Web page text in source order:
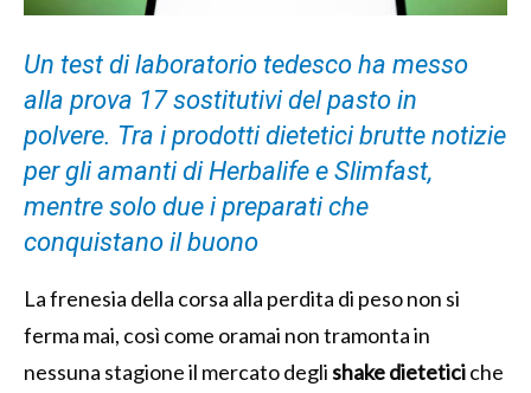
Un test di laboratorio tedesco ha messo
alla prova 17 sostitutivi del pasto in
polvere. Tra i prodotti dietetici brutte notizie
per gli amanti di Herbalife e Slimfast,
mentre solo due i preparati che
conquistano il buono
La frenesia della corsa alla perdita di peso non si
ferma mai, così come oramai non tramonta in
nessuna stagione il mercato deglishake dieteticiche